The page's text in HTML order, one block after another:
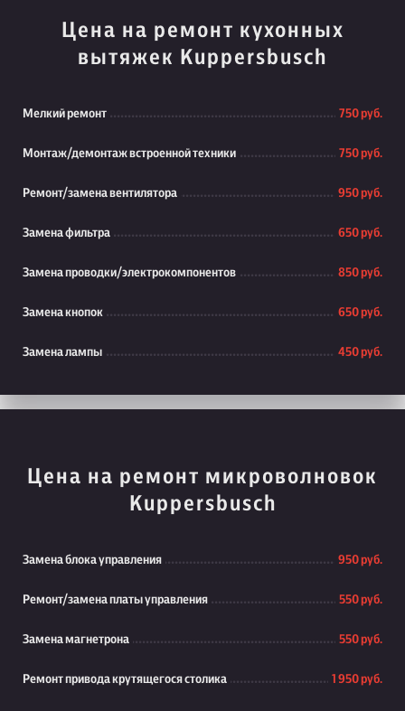
Цена на ремонт кухонных
вытяжек Kuppersbusch
Мелкий ремонт 750 руб.
Монтаж/демонтаж встроенной техники 750 руб.
Ремонт/замена вентилятора 950 руб.
Замена фильтра 650 руб.
Замена проводки/электрокомпонентов 850 руб.
Замена кнопок 650 руб.
Замена лампы 450 руб.
Цена на ремонт микроволновок
Kuppersbusch
Замена блока управления 950 руб.
Ремонт/замена платы управления 550 руб.
Замена магнетрона 550 руб.
Ремонт привода крутящегося столика 1 950 руб.